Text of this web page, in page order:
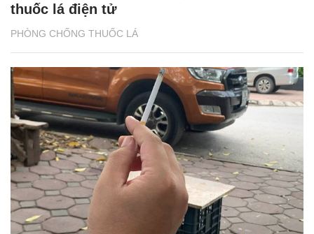
PHÒNG CHỐNG THUỐC LÁ
thuốc lá điện tử